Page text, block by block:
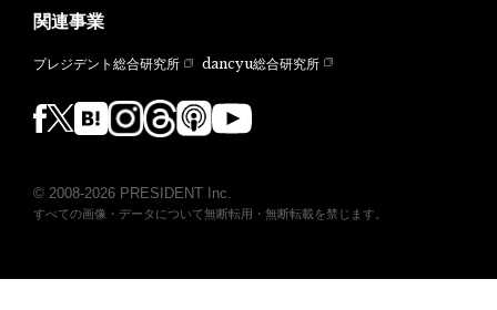
関連事業
プレジデント総合研究所 dancyu総合研究所
© 2008-2026 PRESIDENT Inc.
すべての画像・データについて無断転用・無断転載を禁じます。